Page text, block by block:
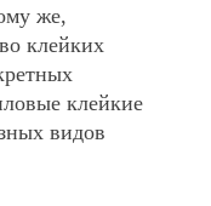
же,
клейких
клейкие
видов